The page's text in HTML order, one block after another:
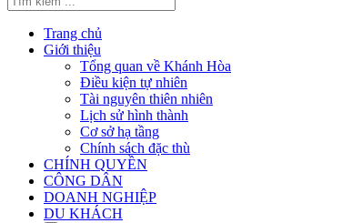
Trang chủ
Giới thiệu
Tổng quan về Khánh Hòa
Điều kiện tự nhiên
Tài nguyên thiên nhiên
Lịch sử hình thành
Cơ sở hạ tầng
Chính sách đặc thù
CHÍNH QUYỀN
CÔNG DÂN
DOANH NGHIỆP
DU KHÁCH